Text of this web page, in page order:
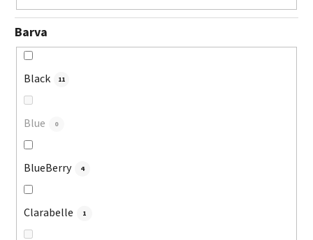
Barva
Black 11
Blue 0
BlueBerry 4
Clarabelle 1